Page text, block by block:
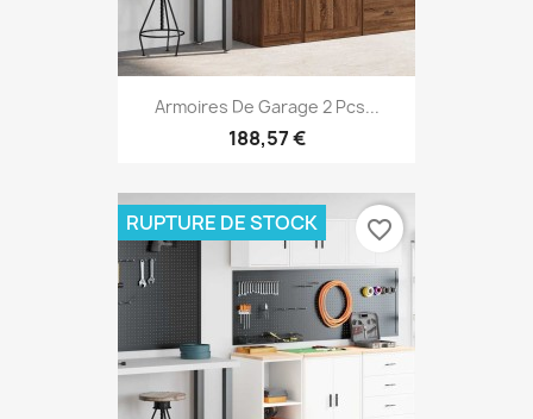
Armoires De Garage 2 Pcs...
188,57 €
RUPTURE DE STOCK favorite_border